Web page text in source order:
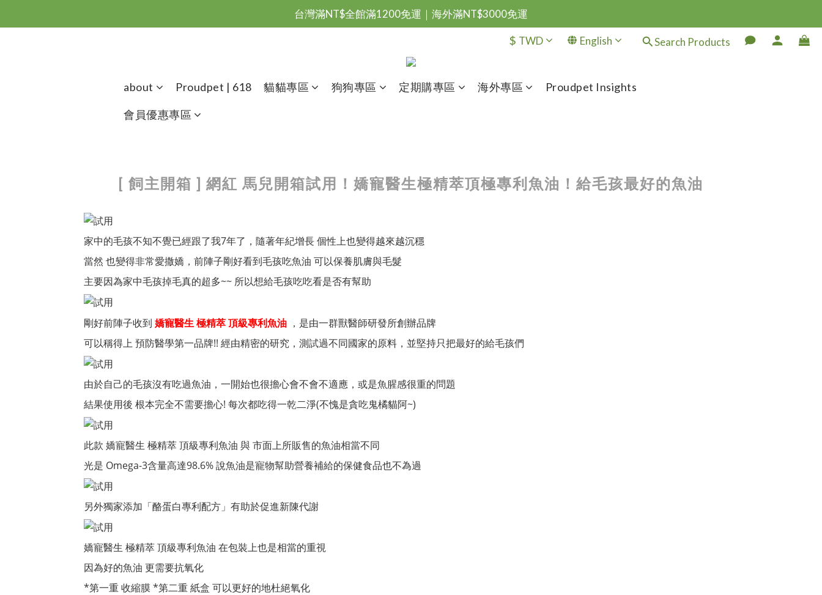
台灣滿NT$全館滿1200免運｜海外滿NT$3000免運
台灣滿NT$全館滿1200免運｜海外滿NT$3000免運
台灣滿NT$全館滿1200免運｜海外滿NT$3000免運
$ TWD English Search Products
about Proudpet | 618 貓貓專區 狗狗專區 定期購專區 海外專區 Proudpet Insights
會員優惠專區
[ 飼主開箱 ] 網紅 馬兒開箱試用！嬌寵醫生極精萃頂極專利魚油！給毛孩最好的魚油
家中的毛孩不知不覺已經跟了我7年了，隨著年紀增長 個性上也變得越來越沉穩
當然 也變得非常愛撒嬌，前陣子剛好看到毛孩吃魚油 可以保養肌膚與毛髮
主要因為家中毛孩掉毛真的超多~~ 所以想給毛孩吃吃看是否有幫助
剛好前陣子收到 嬌寵醫生 極精萃 頂級專利魚油
，是由一群獸醫師研發所創辦品牌
可以稱得上 預防醫學第一品牌!! 經由精密的研究，測試過不同國家的原料，並堅持只把最好的給毛孩們
由於自己的毛孩沒有吃過魚油，一開始也很擔心會不會不適應，或是魚腥感很重的問題
結果使用後 根本完全不需要擔心! 每次都吃得一乾二淨(不愧是貪吃鬼橘貓阿~)
此款 嬌寵醫生 極精萃 頂級專利魚油 與 市面上所販售的魚油相當不同
光是 Omega-3含量高達98.6% 說魚油是寵物幫助營養補給的保健食品也不為過
另外獨家添加「酪蛋白專利配方」有助於促進新陳代謝
嬌寵醫生 極精萃 頂級專利魚油 在包裝上也是相當的重視
因為好的魚油 更需要抗氧化
*第一重 收縮膜 *第二重 紙盒 可以更好的地杜絕氧化